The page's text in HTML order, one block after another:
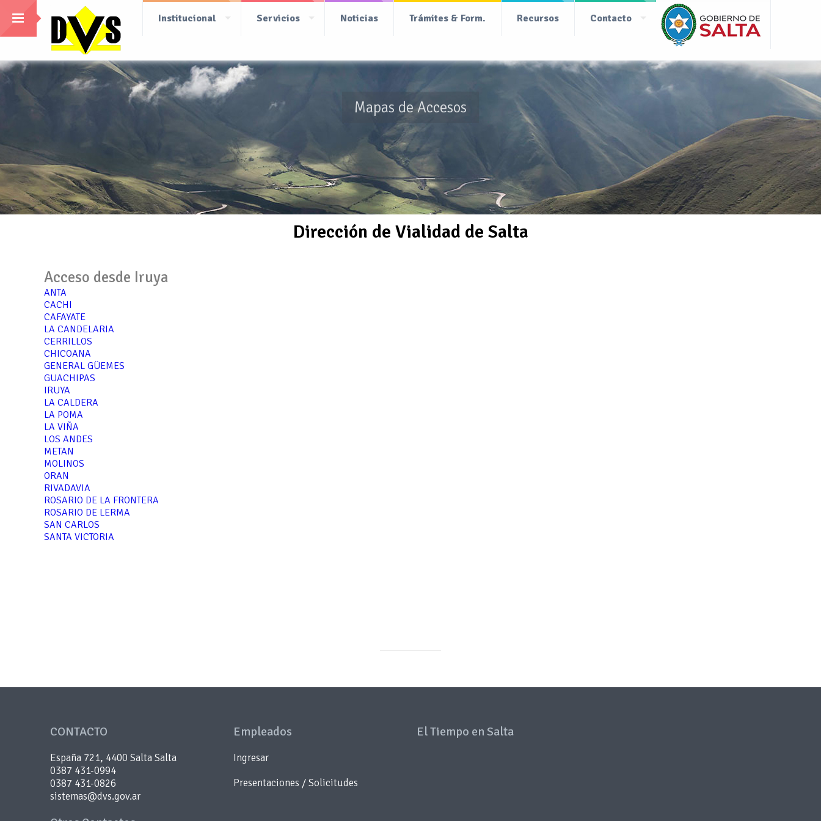
Institucional Servicios Noticias Trámites & Form. Recursos Contacto
Mapas de Accesos
Dirección de Vialidad de Salta
Acceso desde Iruya
ANTA
CACHI
CAFAYATE
LA CANDELARIA
CERRILLOS
CHICOANA
GENERAL GÜEMES
GUACHIPAS
IRUYA
LA CALDERA
LA POMA
LA VIÑA
LOS ANDES
METAN
MOLINOS
ORAN
RIVADAVIA
ROSARIO DE LA FRONTERA
ROSARIO DE LERMA
SAN CARLOS
SANTA VICTORIA
CONTACTO
España 721, 4400 Salta Salta
0387 431-0994
0387 431-0826
sistemas@dvs.gov.ar
Empleados
Ingresar
Presentaciones / Solicitudes
El Tiempo en Salta